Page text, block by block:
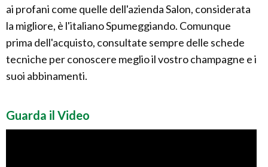
ai profani come quelle dell'azienda Salon, considerata
la migliore, è l'italiano Spumeggiando. Comunque
prima dell'acquisto, consultate sempre delle schede
tecniche per conoscere meglio il vostro champagne e i
suoi abbinamenti.
Guarda il Video